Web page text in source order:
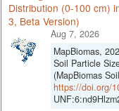
Distribution (0-100 cm)
3, Beta Version)
Aug 7, 2026
MapBiomas,
Soil Particle
(MapBiomas
https://doi.org/